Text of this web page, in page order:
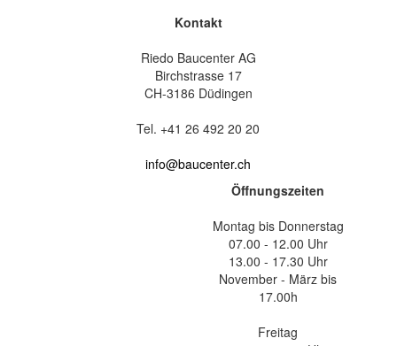
Kontakt
Riedo Baucenter AG
Birchstrasse 17
CH-3186 Düdingen
Tel. +41 26 492 20 20
info@baucenter.ch
Öffnungszeiten
Montag bis Donnerstag
07.00 - 12.00 Uhr
13.00 - 17.30 Uhr
November - März bis
17.00h
Freitag